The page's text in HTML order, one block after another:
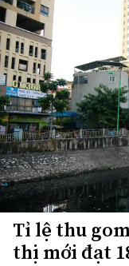
Tỉ lệ thu
thị mới đạt